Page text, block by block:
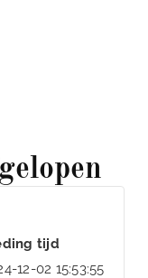
tijd
12-02 15:53:55